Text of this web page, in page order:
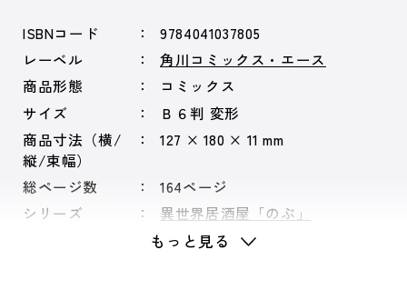
ISBNコード
9784041037805
レーベル
角川コミックス・エース
商品形態
コミックス
サイズ
Ｂ６判 変形
商品寸法（横/
縦/束幅）
127 × 180 × 11 mm
総ページ数
164ページ
シリーズ
異世界居酒屋「のぶ」
もっと見る